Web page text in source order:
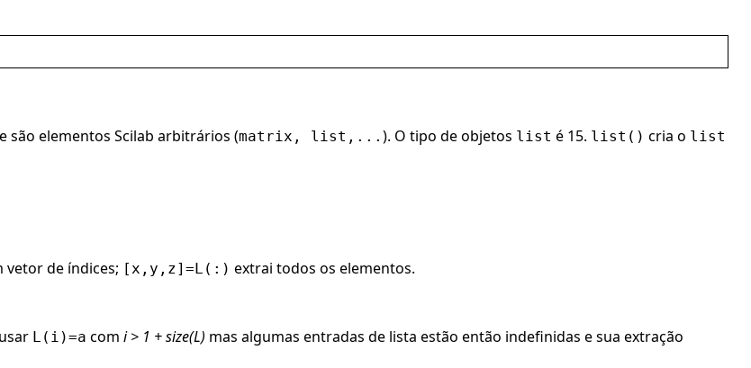
são elementos Scilab arbitrários (matrix, list,... ). O tipo de objetos list é 15. list() cria o list
vetor de índices; [x,y,z]=L(:) extrai todos os elementos.
L(i)=a com i > 1 + size(L) mas algumas entradas de lista estão então indefinidas e sua extração